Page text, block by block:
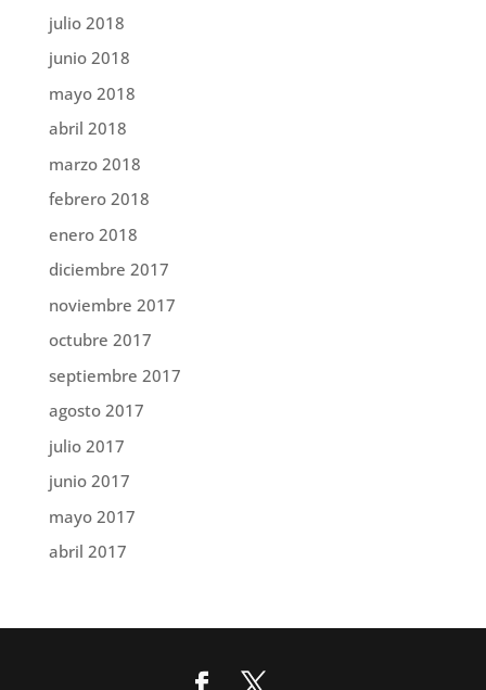
julio 2018
junio 2018
mayo 2018
abril 2018
marzo 2018
febrero 2018
enero 2018
diciembre 2017
noviembre 2017
octubre 2017
septiembre 2017
agosto 2017
julio 2017
junio 2017
mayo 2017
abril 2017